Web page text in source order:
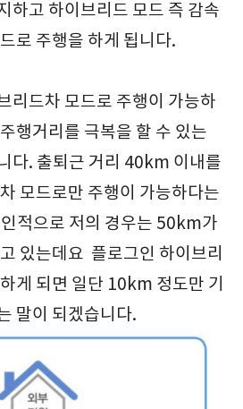
하고 하이브리드 모드 즉 감속
로 주행을 하게 됩니다.
리드차 모드로 주행이 가능하
행거리를 극복을 할 수 있는
다. 출퇴근 거리 40km 이내를
모드로만 주행이 가능하다는
적으로 저의 경우는 50km가
있는데요 플로그인 하이브리
게 되면 일단 10km 정도만 기
말이 되겠습니다.